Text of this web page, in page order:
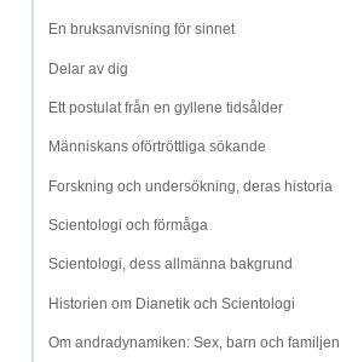
En bruksanvisning för sinnet
Delar av dig
Ett postulat från en gyllene tidsålder
Människans oförtröttliga sökande
Forskning och undersökning, deras historia
Scientologi och förmåga
Scientologi, dess allmänna bakgrund
Historien om Dianetik och Scientologi
Om andradynamiken: Sex, barn och familjen